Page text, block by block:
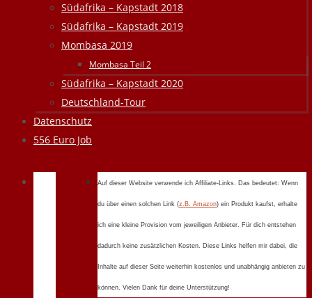
Südafrika – Kapstadt 2018
Südafrika – Kapstadt 2019
Mombasa 2019
Mombasa Teil 2
Südafrika – Kapstadt 2020
Deutschland-Tour
Datenschutz
556 Euro Job
Auf dieser Website verwende ich Affiliate-Links. Das bedeutet: Wenn
du über einen solchen Link (z.B. Amazon) ein Produkt kaufst, erhalte
ich eine kleine Provision vom jeweiligen Anbieter. Für dich entstehen
dadurch keine zusätzlichen Kosten. Diese Links helfen mir dabei, die
Inhalte auf dieser Seite weiterhin kostenlos und unabhängig anbieten zu
können. Vielen Dank für deine Unterstützung!